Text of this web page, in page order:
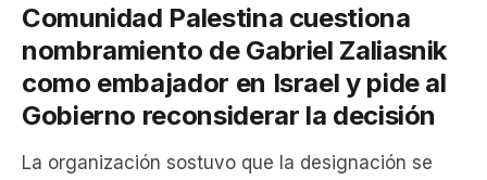
Comunidad Palestina cuestiona
nombramiento de Gabriel Zaliasnik
como embajador en Israel y pide al
Gobierno reconsiderar la decisión
La organización sostuvo que la designación se